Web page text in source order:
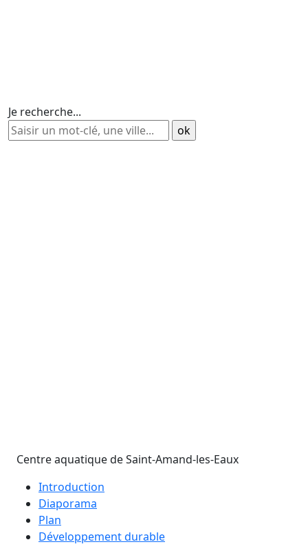
Je recherche...
Centre aquatique de Saint-Amand-les-Eaux
Introduction
Diaporama
Plan
Développement durable